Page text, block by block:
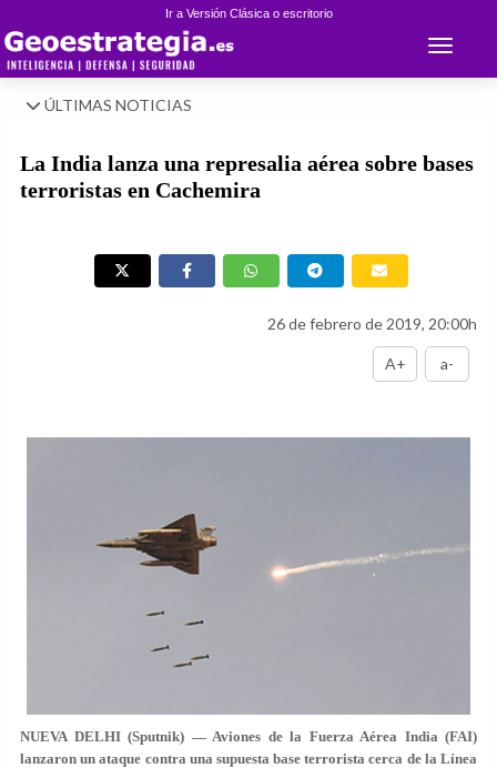
Ir a Versión Clásica o escritorio
Toggle
ÚLTIMAS NOTICIAS
La India lanza una represalia aérea sobre bases
terroristas en Cachemira
26 de febrero de 2019, 20:00h
A+ a-
NUEVA DELHI (Sputnik) — Aviones de la Fuerza Aérea India (FAI)
lanzaron un ataque contra una supuesta base terrorista cerca de la Línea